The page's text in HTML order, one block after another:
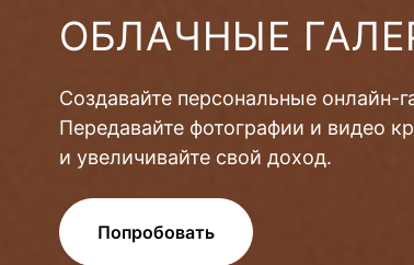
ОБЛАЧНЫЕ
Создавайте персональные онлайн-
Передавайте фотографии и видео
и увеличивайте свой доход.
Попробовать